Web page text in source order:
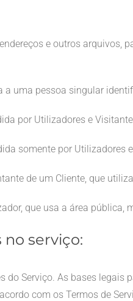
e outros arquivos,
uma pessoa singular
por Utilizadores e
somente por Utilizadores
de um Cliente, que
que usa a área pública,
serviço:
Serviço. As bases
com os Termos de